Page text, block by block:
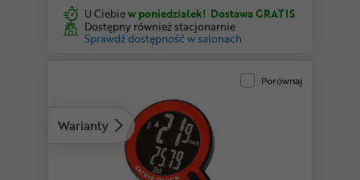
U Ciebiew poniedziałek! Dostawa GRATIS
Dostępny również stacjonarnie
Sprawdź dostępność w salonach
Warianty
Porównaj